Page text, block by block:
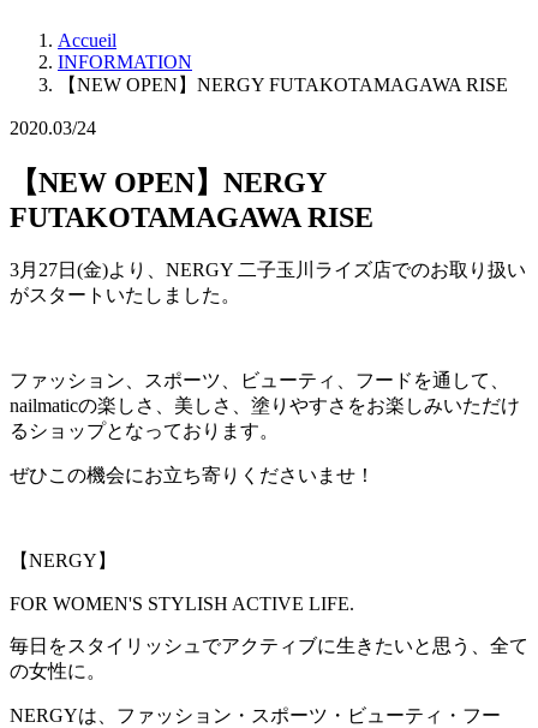
Accueil
INFORMATION
【NEW OPEN】NERGY FUTAKOTAMAGAWA RISE
2020.03/24
【NEW OPEN】NERGY
FUTAKOTAMAGAWA RISE
3月27日(金)より、NERGY 二子玉川ライズ店でのお取り扱い
がスタートいたしました。
ファッション、スポーツ、ビューティ、フードを通して、
nailmaticの楽しさ、美しさ、塗りやすさをお楽しみいただけ
るショップとなっております。
ぜひこの機会にお立ち寄りくださいませ！
【NERGY】
FOR WOMEN'S STYLISH ACTIVE LIFE.
毎日をスタイリッシュでアクティブに生きたいと思う、全て
の女性に。
NERGYは、ファッション・スポーツ・ビューティ・フー